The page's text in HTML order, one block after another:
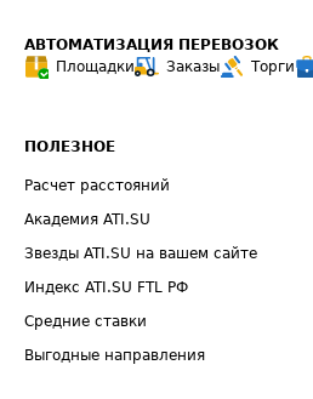
АВТОМАТИЗАЦИЯ ПЕРЕВОЗОК
Площадки
Заказы Торги
ПОЛЕЗНОЕ
Расчет расстояний
Академия ATI.SU
Звезды ATI.SU на вашем сайте
Индекс ATI.SU FTL РФ
Средние ставки
Выгодные направления